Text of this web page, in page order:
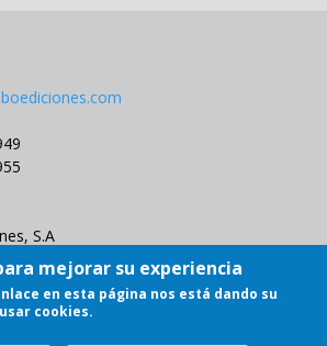
S.A
4º
de Autor
mejorar su experiencia
en esta página nos está dando su
cookies.